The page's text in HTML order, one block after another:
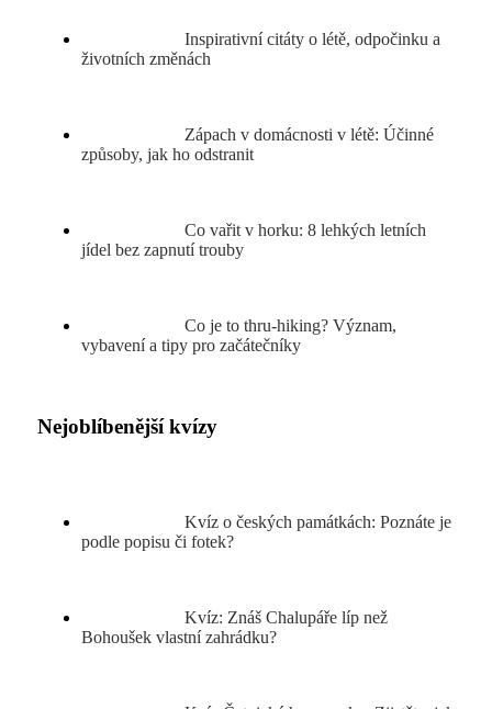
Inspirativní citáty o létě, odpočinku a
životních změnách
Zápach v domácnosti v létě: Účinné
způsoby, jak ho odstranit
Co vařit v horku: 8 lehkých letních
jídel bez zapnutí trouby
Co je to thru-hiking? Význam,
vybavení a tipy pro začátečníky
Nejoblíbenější kvízy
Kvíz o českých památkách: Poznáte je
podle popisu či fotek?
Kvíz: Znáš Chalupáře líp než
Bohoušek vlastní zahrádku?